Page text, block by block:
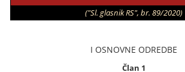
("Sl. glasnik RS", br. 89/2020)
I OSNOVNE ODREDBE
Član 1